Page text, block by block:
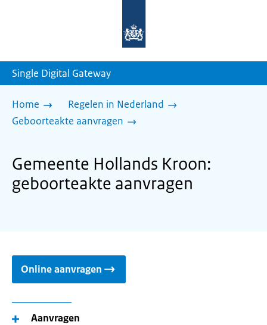
homepage
Single Digital Gateway
Home
Regelen in Nederland
Geboorteakte aanvragen
Gemeente Hollands Kroon:
geboorteakte aanvragen
Online aanvragen
Aanvragen